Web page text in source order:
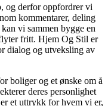
og derfor oppfordrer vi
kommentarer, deling
vi sammen bygge en
fritt. Hjem Og Stil er
dialog og utveksling av
boliger og et ønske om å
deres personlighet
et uttrykk for hvem vi er,